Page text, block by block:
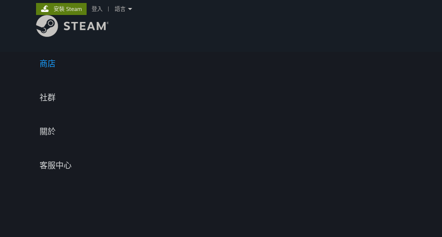
商店
社群
關於
客服中心
安裝 Steam 登入 語言